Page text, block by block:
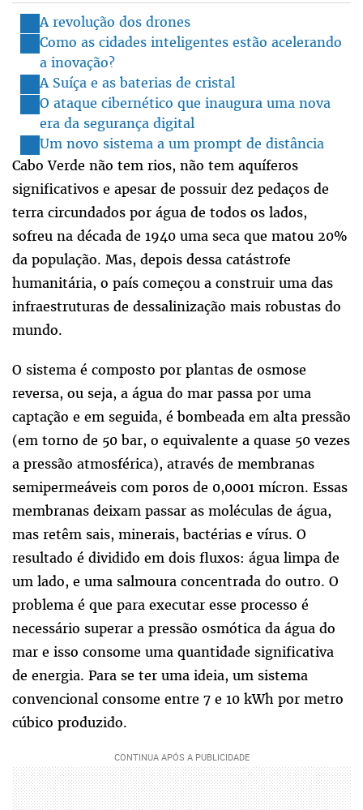
A revolução dos drones
Como as cidades inteligentes estão acelerando
a inovação?
A Suíça e as baterias de cristal
O ataque cibernético que inaugura uma nova
era da segurança digital
Um novo sistema a um prompt de distância
Cabo Verde não tem rios, não tem aquíferos
significativos e apesar de possuir dez pedaços de
terra circundados por água de todos os lados,
sofreu na década de 1940 uma seca que matou 20%
da população. Mas, depois dessa catástrofe
humanitária, o país começou a construir uma das
infraestruturas de dessalinização mais robustas do
mundo.
O sistema é composto por plantas de osmose
reversa, ou seja, a água do mar passa por uma
captação e em seguida, é bombeada em alta pressão
(em torno de 50 bar, o equivalente a quase 50 vezes
a pressão atmosférica), através de membranas
semipermeáveis com poros de 0,0001 mícron. Essas
membranas deixam passar as moléculas de água,
mas retêm sais, minerais, bactérias e vírus. O
resultado é dividido em dois fluxos: água limpa de
um lado, e uma salmoura concentrada do outro. O
problema é que para executar esse processo é
necessário superar a pressão osmótica da água do
mar e isso consome uma quantidade significativa
de energia. Para se ter uma ideia, um sistema
convencional consome entre 7 e 10 kWh por metro
cúbico produzido.